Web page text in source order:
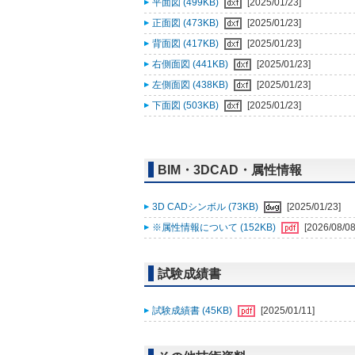
平面図 (499KB)
[2025/01/23]
正面図 (473KB)
[2025/01/23]
背面図 (417KB)
[2025/01/23]
右側面図 (441KB)
[2025/01/23]
左側面図 (438KB)
[2025/01/23]
下面図 (503KB)
[2025/01/23]
BIM・3DCAD・属性情報
3D CADシンボル (73KB)
[2025/01/23]
※属性情報について (152KB)
[2026/08/
試験成績書
試験成績書 (45KB) [2025/01/11]